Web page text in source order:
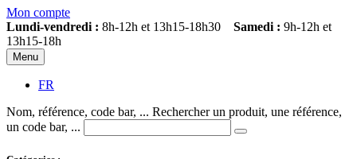
Mon compte
Lundi-vendredi : 8h-12h et 13h15-18h30 Samedi : 9h-12h et
13h15-18h
Menu
FR
Nom, référence, code bar, ... Rechercher un produit, une référence,
un code bar, ...